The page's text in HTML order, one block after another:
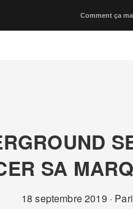
Comment ça
Tableau de
SA
18 septembre 2019 ·